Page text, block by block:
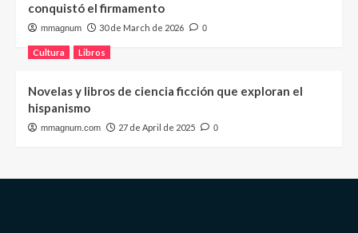
conquistó el firmamento
mmagnum 30 de March de 2026 0
Cultura Libros
Novelas y libros de ciencia ficción que exploran el
hispanismo
mmagnum.com 27 de April de 2025 0